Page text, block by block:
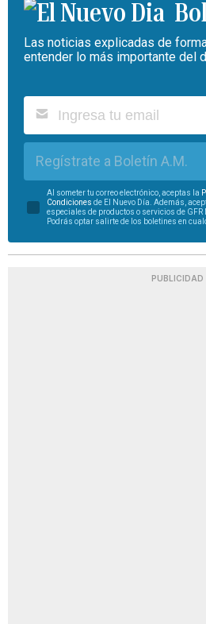
Las noticias explicadas de
entender lo más importante del
Regístrate a Boletín A.M.
Al someter tu correo electrónico, aceptas la
Condiciones de El Nuevo Día. Además,
especiales de productos o servicios de
Podrás optar salirte de los boletines en
PUBLICIDAD